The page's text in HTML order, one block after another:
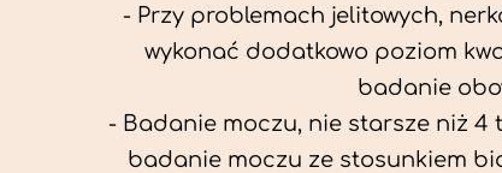
- Przy problemach jelitowych,
wykonać dodatkowo poziom
badanie
- Badanie moczu, nie starsze niż 4
badanie moczu ze stosunkiem